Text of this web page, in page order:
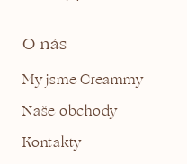
O nás
My jsme Creammy
Naše obchody
Kontakty